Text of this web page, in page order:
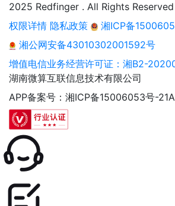
2025 Redfinger . All Rights Reserved
权限详情 隐私政策
湘ICP备
湘公网安备43010302001592号
增值电信业务经营许可证：湘B2-
湖南微算互联信息技术有限公司
APP备案号：湘ICP备15006053号-21A